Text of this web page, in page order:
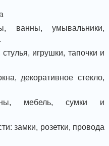
ванны, умывальники,
игрушки, тапочки и
декоративное стекло,
мебель, сумки и
замки, розетки, провода